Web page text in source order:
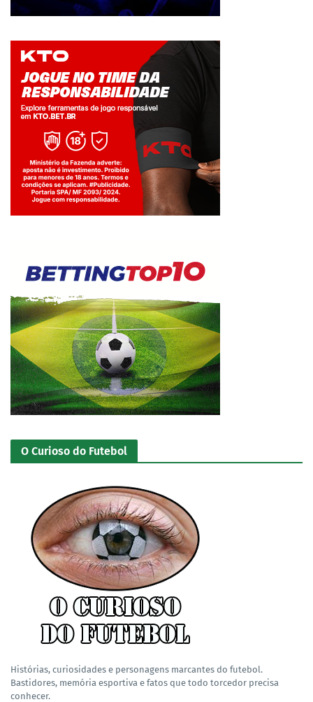
Jogue com responsabilidade. 18+
O Curioso do Futebol
Histórias, curiosidades e personagens marcantes do futebol.
Bastidores, memória esportiva e fatos que todo torcedor precisa
conhecer.